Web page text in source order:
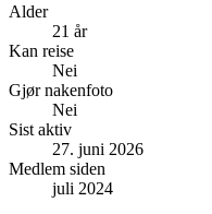
Alder
21 år
Kan reise
Nei
Gjør nakenfoto
Nei
Sist aktiv
27. juni 2026
Medlem siden
juli 2024